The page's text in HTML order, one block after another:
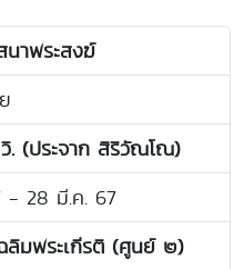
าพระสงฆ์
. (ประจาก สิริวัณโณ)
- 28 มี.ค. 67
ลิมพระเกีรติ (ศูนย์ ๒)